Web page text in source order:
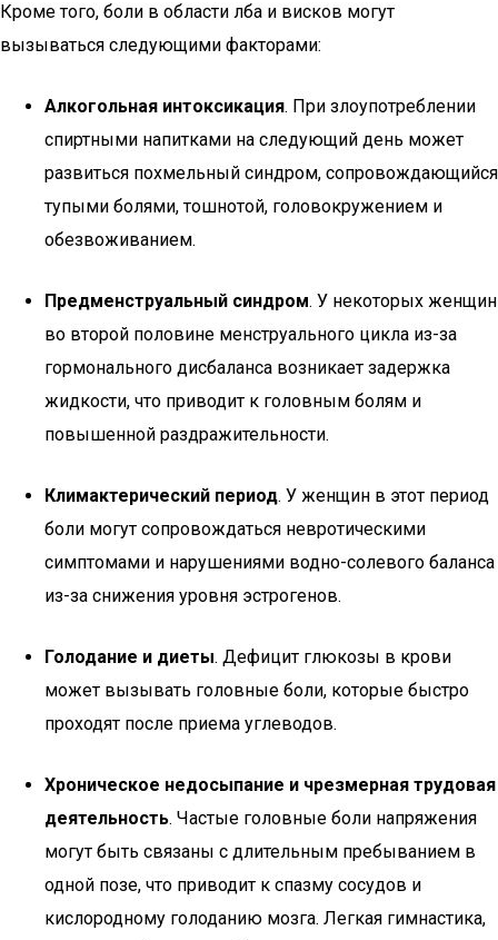
Кроме того, боли в области лба и висков могут
вызываться следующими факторами:
Алкогольная интоксикация. При злоупотреблении
спиртными напитками на следующий день может
развиться похмельный синдром, сопровождающийся
тупыми болями, тошнотой, головокружением и
обезвоживанием.
Предменструальный синдром. У некоторых женщин
во второй половине менструального цикла из-за
гормонального дисбаланса возникает задержка
жидкости, что приводит к головным болям и
повышенной раздражительности.
Климактерический период. У женщин в этот период
боли могут сопровождаться невротическими
симптомами и нарушениями водно-солевого баланса
из-за снижения уровня эстрогенов.
Голодание и диеты. Дефицит глюкозы в крови
может вызывать головные боли, которые быстро
проходят после приема углеводов.
Хроническое недосыпание и чрезмерная трудовая
деятельность. Частые головные боли напряжения
могут быть связаны с длительным пребыванием в
одной позе, что приводит к спазму сосудов и
кислородному голоданию мозга. Легкая гимнастика,